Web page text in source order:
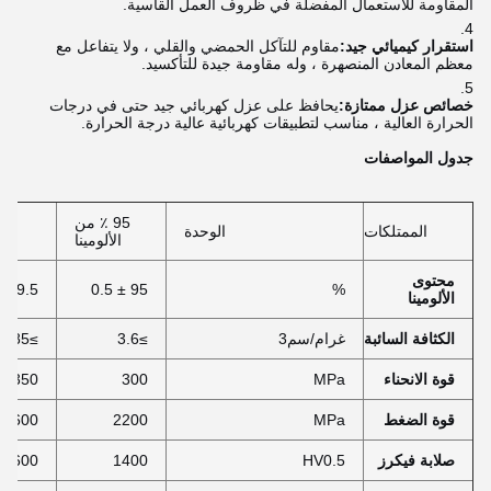
المقاومة للاستعمال المفضلة في ظروف العمل القاسية.
استقرار كيميائي جيد:مقاوم للتآكل الحمضي والقلي ، ولا يتفاعل مع
معظم المعادن المنصهرة ، وله مقاومة جيدة للتأكسيد.
خصائص عزل ممتازة:يحافظ على عزل كهربائي جيد حتى في درجات
الحرارة العالية ، مناسب لتطبيقات كهربائية عالية درجة الحرارة.
جدول المواصفات
الممتلكات الوحدة
95 ٪ من
الألومينا
محتوى
الألومينا
%
95 ± 0.5
99.5 ± 0.5
الكثافة السائبة غرام/سم3 ≥3.6
≥3.85
قوة الانحناء MPa
300
350
قوة الضغط MPa
2200
2600
صلابة فيكرز HV0.5
1400
1600